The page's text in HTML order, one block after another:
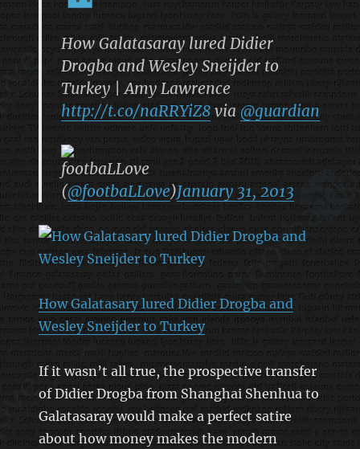
How Galatasaray lured Didier
Drogba and Wesley Sneijder to
Turkey | Amy Lawrence
http://t.co/naRRYiZ8via @guardian
footbaLLove
(@footbaLLove)January 31, 2013
How Galatasary lured Didier Drogba and
Wesley Sneijder to Turkey
If it wasn’t all true, the prospective transfer
of Didier Drogba from Shanghai Shenhua to
Galatasaray would make a perfect satire
about how money makes the modern